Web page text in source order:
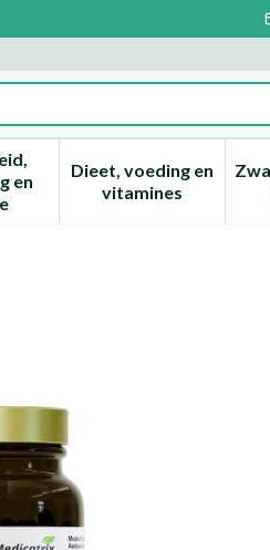
ensubmenu voor Schoonheid,
Dieet, voeding en
vitaminesToon submenu